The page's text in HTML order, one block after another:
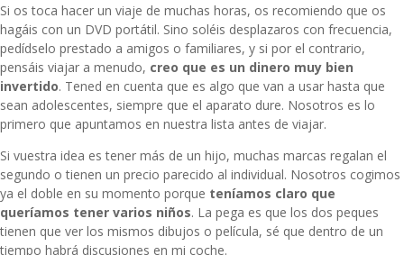
Si os toca hacer un viaje de muchas horas, os recomiendo que os
hagáis con un DVD portátil. Sino soléis desplazaros con frecuencia,
pedídselo prestado a amigos o familiares, y si por el contrario,
pensáis viajar a menudo, creo que es un dinero muy bien
invertido. Tened en cuenta que es algo que van a usar hasta que
sean adolescentes, siempre que el aparato dure. Nosotros es lo
primero que apuntamos en nuestra lista antes de viajar.
Si vuestra idea es tener más de un hijo, muchas marcas regalan el
segundo o tienen un precio parecido al individual. Nosotros cogimos
ya el doble en su momento porque teníamos claro que
queríamos tener varios niños. La pega es que los dos peques
tienen que ver los mismos dibujos o película, sé que dentro de un
tiempo habrá discusiones en mi coche.